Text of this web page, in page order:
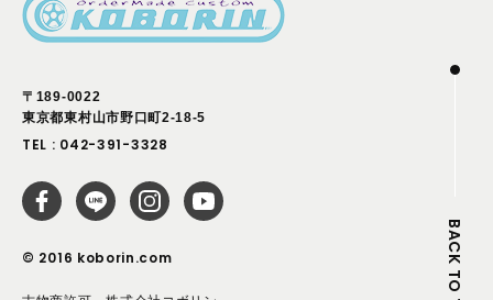
〒189-0022
東京都東村山市野口町2-18-5
TEL : 042-391-3328
© 2016 koborin.com BACK TO TOP